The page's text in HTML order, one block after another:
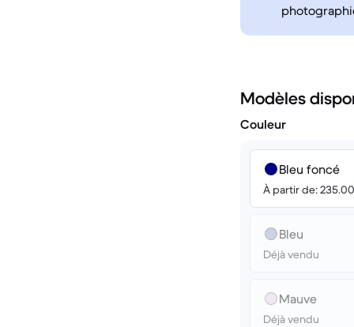
Modèles
Couleur
Bleu foncé
À partir de:
Bleu
Déjà vendu
Mauve
Déjà vendu